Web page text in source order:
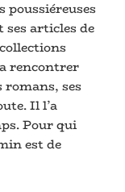
poussiéreuses
articles de
rencontrer
romans, ses
Il l’a
Pour qui
est de